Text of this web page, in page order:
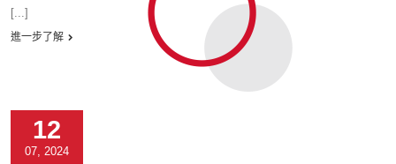
[...]
進一步了解
12
07, 2024